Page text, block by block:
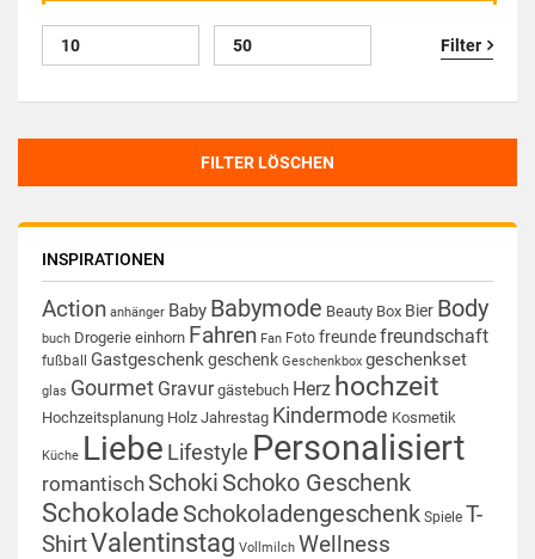
Filter
FILTER LÖSCHEN
INSPIRATIONEN
Action anhänger Baby Babymode Beauty Box Bier Body
buch Drogerie einhorn Fahren Fan Foto freundefreundschaft
fußball Gastgeschenkgeschenk Geschenkbox geschenkset
glas Gourmet Gravur gästebuch Herz hochzeit
Hochzeitsplanung Holz Jahrestag Kindermode Kosmetik
Küche Liebe Lifestyle Personalisiert
romantisch Schoki Schoko Geschenk
Schokolade Schokoladengeschenk Spiele T-
ShirtValentinstag Vollmilch Wellness